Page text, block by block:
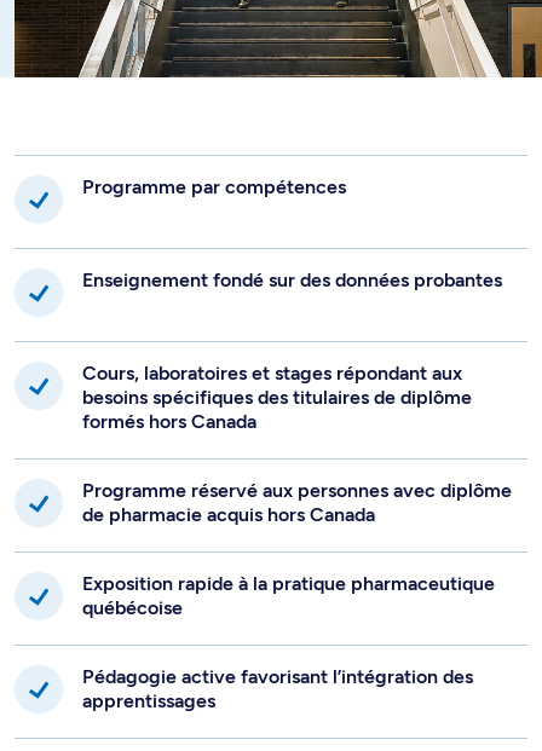
Programme par compétences
Enseignement fondé sur des données probantes
Cours, laboratoires et stages répondant aux
besoins spécifiques des titulaires de diplôme
formés hors Canada
Programme réservé aux personnes avec diplôme
de pharmacie acquis hors Canada
Exposition rapide à la pratique pharmaceutique
québécoise
Pédagogie active favorisant l’intégration des
apprentissages